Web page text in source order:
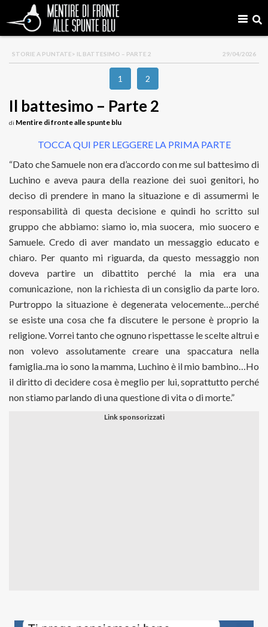
STORIE A PUNTATE> IL BATTESIMO – PARTE 2 29/04/2026
1 2
Il battesimo – Parte 2
di Mentire di fronte alle spunte blu
TOCCA QUI PER LEGGERE LA PRIMA PARTE
“Dato che Samuele non era d’accordo con me sul battesimo di
Luchino e aveva paura della reazione dei suoi genitori, ho
deciso di prendere in mano la situazione e di assumermi le
responsabilità di questa decisione e quindi ho scritto sul
gruppo che abbiamo: siamo io, mia suocera, mio suocero e
Samuele. Credo di aver mandato un messaggio educato e
chiaro. Per quanto mi riguarda, da questo messaggio non
doveva partire un dibattito perché la mia era una
comunicazione, non la richiesta di un consiglio da parte loro.
Purtroppo la situazione è degenerata velocemente…perché
se esiste una cosa che fa discutere le persone è proprio la
religione. Vorrei tanto che ognuno rispettasse le scelte altrui e
non volevo assolutamente creare una spaccatura nella
famiglia..ma io sono la mamma, Luchino è il mio bambino…Ho
il diritto di decidere cosa è meglio per lui, soprattutto perché
non stiamo parlando di una questione di vita o di morte.”